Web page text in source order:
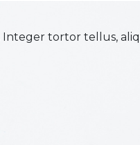
tortor tellus,